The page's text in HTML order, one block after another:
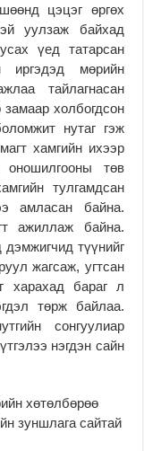
цэцэг өргөх
уулзаж байхад
үед татарсан
иргэдэд мөрийн
тайлагнасан
замаар холбогдсон
нутаг гэж
хамгийн ихээр
оношилгооны төв
тулгамдсан
амласан байна.
ажиллаж байна.
түүнийг
жагсаж, угтсан
харахад бараг л
төрж байлаа.
сонгуулиар
нэгдэн сайн
хөтөлбөрөө
зуншлага сайтай